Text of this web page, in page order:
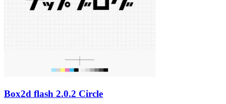
Box2d flash 2.0.2 Circle